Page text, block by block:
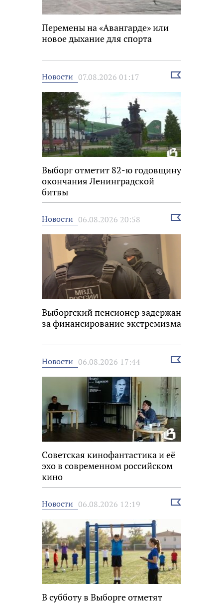
Перемены на «Авангарде» или
новое дыхание для спорта
Новости 07.08.2026 01:17
Выбрать
Выборг отметит 82-ю годовщину
окончания Ленинградской
битвы
Новости 06.08.2026 20:58
Выбрать
Выборгский пенсионер задержан
за финансирование экстремизма
Новости 06.08.2026 17:44
Выбрать
Советская кинофантастика и её
эхо в современном российском
кино
Новости 06.08.2026 12:19
Выбрать
В субботу в Выборге отметят